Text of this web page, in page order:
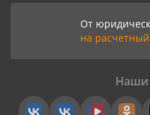
От
на
Наши